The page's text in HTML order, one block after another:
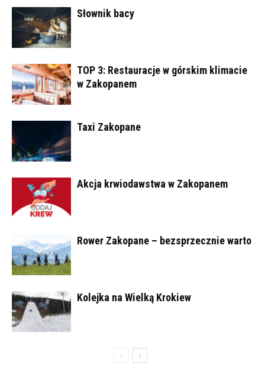
Słownik bacy
TOP 3: Restauracje w górskim klimacie
w Zakopanem
Taxi Zakopane
Akcja krwiodawstwa w Zakopanem
Rower Zakopane – bezsprzecznie warto
Kolejka na Wielką Krokiew